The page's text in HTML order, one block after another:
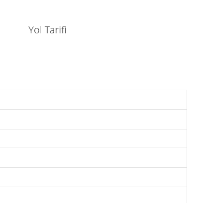
Yol Tarifi